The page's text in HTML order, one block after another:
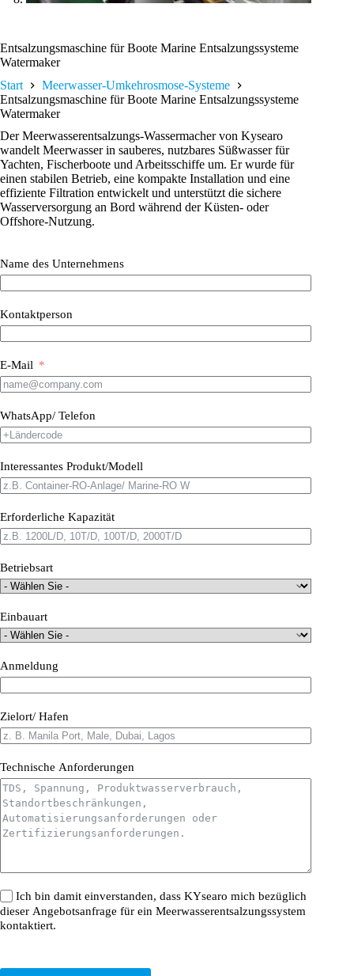
Entsalzungsmaschine für Boote Marine Entsalzungssysteme
Watermaker
Start
Meerwasser-Umkehrosmose-Systeme
Entsalzungsmaschine für Boote Marine Entsalzungssysteme
Watermaker
Der Meerwasserentsalzungs-Wassermacher von Kysearo
wandelt Meerwasser in sauberes, nutzbares Süßwasser für
Yachten, Fischerboote und Arbeitsschiffe um. Er wurde für
einen stabilen Betrieb, eine kompakte Installation und eine
effiziente Filtration entwickelt und unterstützt die sichere
Wasserversorgung an Bord während der Küsten- oder
Offshore-Nutzung.
Name des Unternehmens
Kontaktperson
E-Mail
WhatsApp/ Telefon
Interessantes Produkt/Modell
Erforderliche Kapazität
Betriebsart
Einbauart
Anmeldung
Zielort/ Hafen
Technische Anforderungen
Ich bin damit einverstanden, dass KYsearo mich bezüglich
dieser Angebotsanfrage für ein Meerwasserentsalzungssystem
kontaktiert.